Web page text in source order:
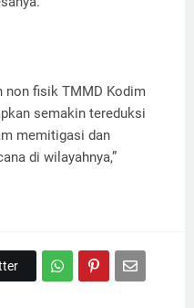
non fisik TMMD Kodim
semakin tereduksi
memitigasi dan
di wilayahnya,”